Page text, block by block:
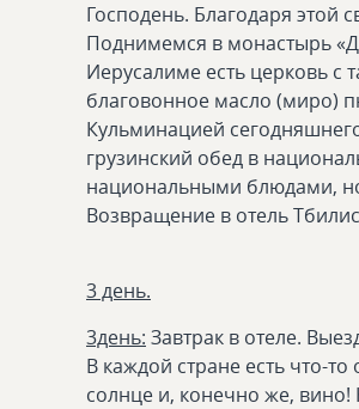
Господень. Благодаря этой
Поднимемся в монастырь
Иерусалиме есть церковь с
благовонное масло (миро)
Кульминацией
грузинский обед в
национальными блюдами,
Возвращение в отель
3 день.
3день: Завтрак в отеле.
В каждой стране есть что-
солнце и, конечно же, вино!